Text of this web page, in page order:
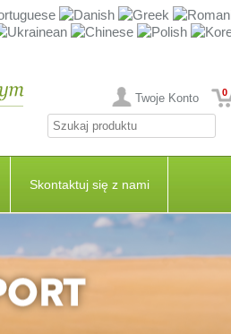
Twoje Konto 0
Skontaktuj się z nami